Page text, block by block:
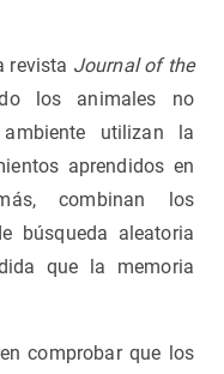
revista Journal of the
los animales no
utilizan la
aprendidos en
combinan los
búsqueda aleatoria
que la memoria
comprobar que los